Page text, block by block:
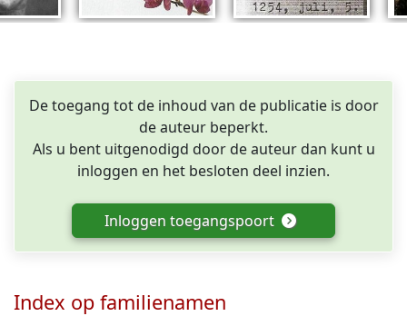
De toegang tot de inhoud van de publicatie is door
de auteur beperkt.
Als u bent uitgenodigd door de auteur dan kunt u
inloggen en het besloten deel inzien.
Inloggen toegangspoort
Index op familienamen